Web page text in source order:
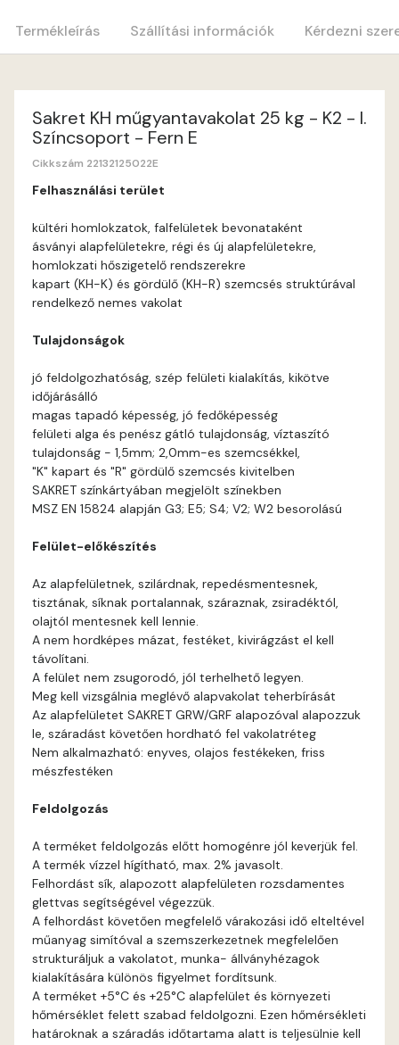
Apple E
Arsenic E
Ash D
Blood-orange E
Bone A
Brick E
Caramel D
Citrus C
Citrus D
Citrus E
Cobalt E
Cognac E
Termékleírás Szállítási információk Kérdezni
Sakret KH műgyantavakolat 25 kg - K2 - I.
Színcsoport - Fern E
Cikkszám 22132125022E
Felhasználási terület
kültéri homlokzatok, falfelületek bevonataként
ásványi alapfelületekre, régi és új alapfelületekre,
homlokzati hőszigetelő rendszerekre
kapart (KH-K) és gördülő (KH-R) szemcsés struktúrával
rendelkező nemes vakolat
Tulajdonságok
jó feldolgozhatóság, szép felületi kialakítás, kikötve
időjárásálló
magas tapadó képesség, jó fedőképesség
felületi alga és penész gátló tulajdonság, víztaszító
tulajdonság - 1,5mm; 2,0mm-es szemcsékkel,
"K" kapart és "R" gördülő szemcsés kivitelben
SAKRET színkártyában megjelölt színekben
MSZ EN 15824 alapján G3; E5; S4; V2; W2 besorolású
Felület-előkészítés
Az alapfelületnek, szilárdnak, repedésmentesnek,
tisztának, síknak portalannak, száraznak, zsiradéktól,
olajtól mentesnek kell lennie.
A nem hordképes mázat, festéket, kivirágzást el kell
távolítani.
A felület nem zsugorodó, jól terhelhető legyen.
Meg kell vizsgálnia meglévő alapvakolat teherbírását
Az alapfelületet SAKRET GRW/GRF alapozóval alapozzuk
le, száradást követően hordható fel vakolatréteg
Nem alkalmazható: enyves, olajos festékeken, friss
mészfestéken
Feldolgozás
A terméket feldolgozás előtt homogénre jól keverjük fel.
A termék vízzel hígítható, max. 2% javasolt.
Felhordást sík, alapozott alapfelületen rozsdamentes
glettvas segítségével végezzük.
A felhordást követően megfelelő várakozási idő elteltével
műanyag simítóval a szemszerkezetnek megfelelően
strukturáljuk a vakolatot, munka- állványhézagok
kialakítására különös figyelmet fordítsunk.
A terméket +5°C és +25°C alapfelület és környezeti
hőmérséklet felett szabad feldolgozni. Ezen hőmérsékleti
határoknak a száradás időtartama alatt is teljesülnie kell